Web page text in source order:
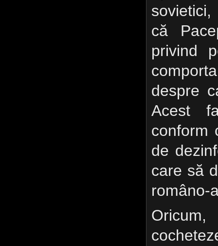
că
privind
despre
Acest
conform
de
care să
româno-